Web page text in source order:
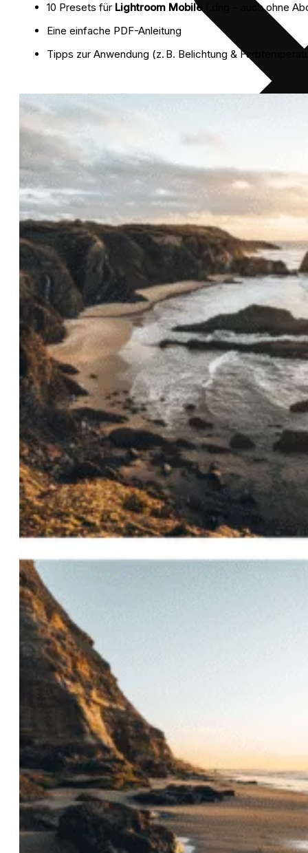
10 Presets für Lightroom Mobile (.dng – auch ohne
Eine einfache PDF-Anleitung
Tipps zur Anwendung (z. B. Belichtung &